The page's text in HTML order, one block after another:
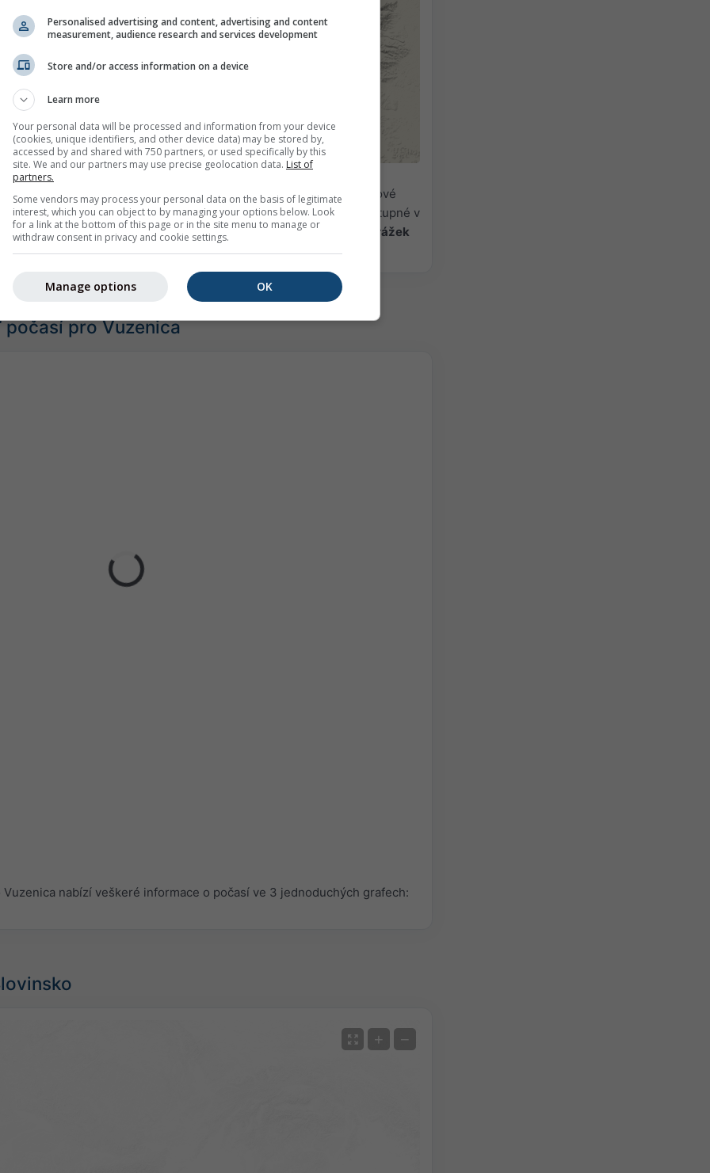
Mírný Silné Velmi silné Kroupy
Tato animace zobrazujesrážkový radarpro vybrané časové
. Oranžové křížky označují blesky. Data poskytujenowcast.de
(dostupné v
nebo slabé sněžení může být pro radar neviditelné.Intenzita srážek
po červenou.
pro Vuzenica
nabízí veškeré informace o počasí ve 3 jednoduchých grafech:
+ −
Personalised advertising and content, advertising and content
measurement, audience research and services development
Store and/or access information on a device
Learn more
Your personal data will be processed and information from your device
(cookies, unique identifiers, and other device data) may be stored by,
accessed by and shared with 750 partners, or used specifically by this
site. We and our partners may use precise geolocation data. List of
partners.
Some vendors may process your personal data on the basis of legitimate
interest, which you can object to by managing your options below. Look
for a link at the bottom of this page or in the site menu to manage or
withdraw consent in privacy and cookie settings.
OK
Manage options